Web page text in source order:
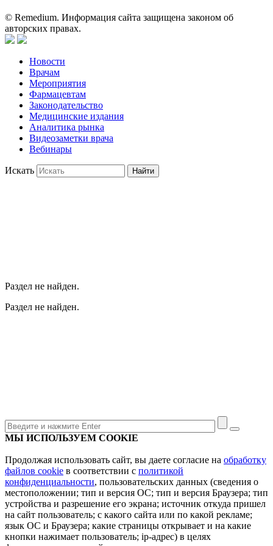
© Remedium. Информация сайта защищена законом об
авторских правах.
Новости
Врачам
Мероприятия
Фармацевтам
Законодательство
Медицинские издания
Аналитика рынка
Видеозаметки врача
Вебинары
Искать Найти
Раздел не найден.
Раздел не найден.
МЫ ИСПОЛЬЗУЕМ COOKIE
Продолжая использовать сайт, вы даете согласие на обработку
файлов cookie в соответствии с политикой
конфиденциальности, пользовательских данных (сведения о
местоположении; тип и версия ОС; тип и версия Браузера; тип
устройства и разрешение его экрана; источник откуда пришел
на сайт пользователь; с какого сайта или по какой рекламе;
язык ОС и Браузера; какие страницы открывает и на какие
кнопки нажимает пользователь; ip-адрес) в целях